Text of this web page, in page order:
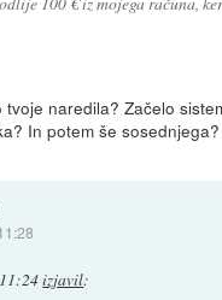
tvoje naredila? Začelo
In potem še
izjavil: